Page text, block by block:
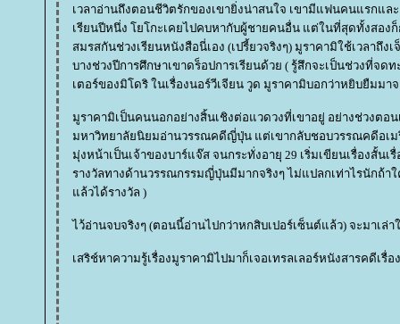
เวลาอ่านถึงตอนชีวิตรักของเขายิ่งน่าสนใจ เขามีแฟนคนแรกแล
เรียนปีหนึ่ง โยโกะเคยไปคบหากับผู้ชายคนอื่น แต่ในที่สุดทั้งสอง
สมรสกันช่วงเรียนหนังสือนี่เอง (เปรี้ยวจริงๆ) มูราคามิใช้เวลาถึ
บางช่วงปีการศึกษาเขาดร็อปการเรียนด้วย ( รู้สึกจะเป็นช่วงที่จด
เตอร์ของมิโดริ ในเรื่องนอร์วีเจียน วูด มูราคามิบอกว่าหยิบยืมมา
มูราคามิเป็นคนนอกอย่างสิ้นเชิงต่อแวดวงที่เขาอยู่ อย่างช่วงตอ
มหาวิทยาลัยนิยมอ่านวรรณคดีญี่ปุ่น แต่เขากลับชอบวรรณคดีอเม
มุ่งหน้าเป็นเจ้าของบาร์แจ๊ส จนกระทั่งอายุ 29 เริ่มเขียนเรื่องสั้นเ
รางวัลทางด้านวรรณกรรมญี่ปุ่นมีมากจริงๆ ไม่แปลกเท่าไรนักถ้
ล้วได้รางวัล )
ไว้อ่านจบจริงๆ (ตอนนี้อ่านไปกว่าหกสิบเปอร์เซ็นต์แล้ว) จะมาเล่
เสริช์หาความรู้เรื่องมูราคามิไปมาก็เจอเทรลเลอร์หนังสารคดีเ